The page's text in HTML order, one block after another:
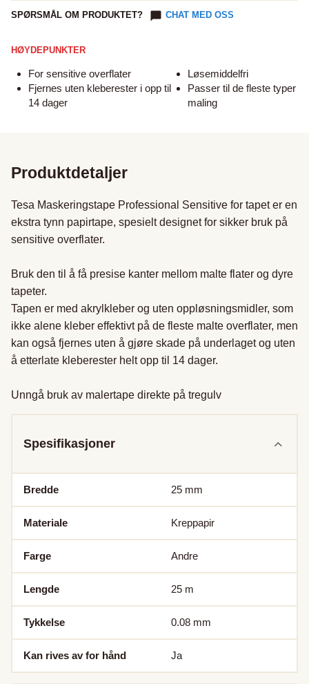
SPØRSMÅL OM PRODUKTET? CHAT MED OSS
HØYDEPUNKTER
For sensitive overflater
Fjernes uten kleberester i opp til
14 dager
Løsemiddelfri
Passer til de fleste typer
maling
Produktdetaljer
Tesa Maskeringstape Professional Sensitive for tapet er en
ekstra tynn papirtape, spesielt designet for sikker bruk på
sensitive overflater.
Bruk den til å få presise kanter mellom malte flater og dyre
tapeter.
Tapen er med akrylkleber og uten oppløsningsmidler, som
ikke alene kleber effektivt på de fleste malte overflater, men
kan også fjernes uten å gjøre skade på underlaget og uten
å etterlate kleberester helt opp til 14 dager.
Unngå bruk av malertape direkte på tregulv
Spesifikasjoner
Bredde 25 mm
Materiale Kreppapir
Farge Andre
Lengde 25 m
Tykkelse 0.08 mm
Kan rives av for hånd Ja